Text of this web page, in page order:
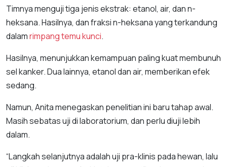
Timnya menguji tiga jenis ekstrak: etanol, air, dan n-
heksana. Hasilnya, dan fraksi n-heksana yang terkandung
dalamrimpang temu kunci.
Hasilnya, menunjukkan kemampuan paling kuat membunuh
sel kanker. Dua lainnya, etanol dan air, memberikan efek
sedang.
Namun, Anita menegaskan penelitian ini baru tahap awal.
Masih sebatas uji di laboratorium, dan perlu diuji lebih
dalam.
“Langkah selanjutnya adalah uji pra-klinis pada hewan, lalu